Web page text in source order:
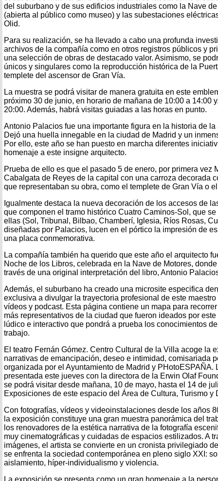
del suburbano y de sus edificios industriales como la Nave
(abierta al público como museo) y las subestaciones
Olid.
Para su realización, se ha llevado a cabo una profunda
archivos de la compañía como en otros registros públicos y
una selección de obras de destacado valor. Asimismo, se
únicos y singulares como la reproducción histórica de la
templete del ascensor de Gran Vía.
La muestra se podrá visitar de manera gratuita en este
próximo 30 de junio, en horario de mañana de 10:00 a 14:00
20:00. Además, habrá visitas guiadas a las horas en punto.
Antonio Palacios fue una importante figura en la historia de
Dejó una huella innegable en la ciudad de Madrid y un
Por ello, este año se han puesto en marcha diferentes
homenaje a este insigne arquitecto.
Prueba de ello es que el pasado 5 de enero, por primera vez
Cabalgata de Reyes de la capital con una carroza decorada
que representaban su obra, como el templete de Gran Vía o
Igualmente destaca la nueva decoración de los accesos de
que componen el tramo histórico Cuatro Caminos-Sol, que
ellas (Sol, Tribunal, Bilbao, Chamberí, Iglesia, Ríos Rosas,
diseñadas por Palacios, lucen en el pórtico la impresión de
una placa conmemorativa.
La compañía también ha querido que este año el arquitecto
Noche de los Libros, celebrada en la Nave de Motores,
través de una original interpretación del libro, Antonio
Además, el suburbano ha creado una microsite especifica
exclusiva a divulgar la trayectoria profesional de este
vídeos y podcast. Esta página contiene un mapa para
más representativos de la ciudad que fueron ideados por
lúdico e interactivo que pondrá a prueba los conocimientos
trabajo.
El teatro Fernán Gómez. Centro Cultural de la Villa acoge la
narrativas de emancipación, deseo e intimidad, comisariada
organizada por el Ayuntamiento de Madrid y PHotoESPAÑA.
presentada este jueves con la directora de la Erwin Olaf
se podrá visitar desde mañana, 10 de mayo, hasta el 14 de
Exposiciones de este espacio del Área de Cultura, Turismo y
Con fotografías, vídeos y videoinstalaciones desde los años
la exposición constituye una gran muestra panorámica del
los renovadores de la estética narrativa de la fotografía
muy cinematográficas y cuidadas de espacios estilizados. A
imágenes, el artista se convierte en un cronista privilegiado
se enfrenta la sociedad contemporánea en pleno siglo XXI:
aislamiento, híper-individualismo y violencia.
La exposición se presenta como un gran homenaje a la